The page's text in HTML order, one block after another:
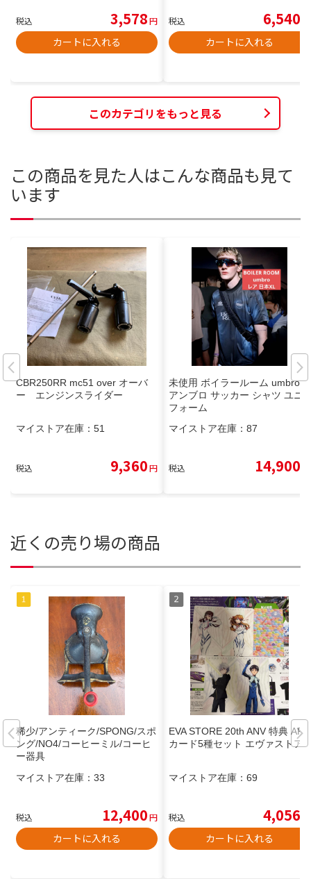
税込 3,578円
カートに入れる
税込 6,540
カートに入れる
このカテゴリをもっと見る
この商品を見た人はこんな商品も見て
います
CBR250RR mc51 over オーバ
ー エンジンスライダー
マイストア在庫： 51
税込 9,360円
未使用 ボイラールーム umbro
アンブロ サッカー シャツ ユニ
フォーム
マイストア在庫： 87
税込 14,900
近くの売り場の商品
稀少/アンティーク/SPONG/スポ
ング/NO4/コーヒーミル/コーヒ
ー器具
マイストア在庫： 33
税込 12,400円
カートに入れる
EVA STORE 20th ANV 特典 AR
カード5種セット エヴァストア
マイストア在庫： 69
税込 4,056
カートに入れる